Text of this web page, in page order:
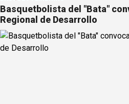
Basquetbolista del "Bata"
Regional de Desarrollo